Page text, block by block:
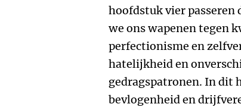
hoofdstuk vier passeren
we ons wapenen tegen
perfectionisme en
hatelijkheid en
gedragspatronen. In dit
bevlogenheid en